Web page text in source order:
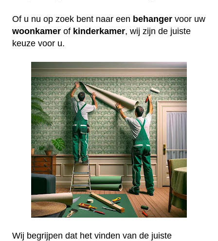
Of u nu op zoek bent naar een behanger voor uw
woonkamer of kinderkamer, wij zijn de juiste
keuze voor u.
Wij begrijpen dat het vinden van de juiste